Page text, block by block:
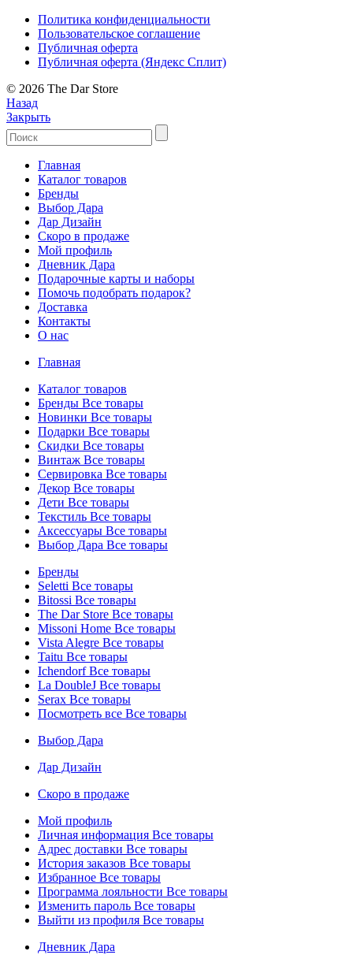
Политика конфиденциальности
Пользовательское соглашение
Публичная оферта
Публичная оферта (Яндекс Сплит)
© 2026 The Dar Store
Назад
Закрыть
Главная
Каталог товаров
Бренды
Выбор Дара
Дар Дизайн
Скоро в продаже
Мой профиль
Дневник Дара
Подарочные карты и наборы
Помочь подобрать подарок?
Доставка
Контакты
О нас
Главная
Каталог товаров
Бренды Все товары
Новинки Все товары
Подарки Все товары
Скидки Все товары
Винтаж Все товары
Сервировка Все товары
Декор Все товары
Дети Все товары
Текстиль Все товары
Аксессуары Все товары
Выбор Дара Все товары
Бренды
Seletti Все товары
Bitossi Все товары
The Dar Store Все товары
Missoni Home Все товары
Vista Alegre Все товары
Taitu Все товары
IchendorfВсе товары
La DoubleJ Все товары
Serax Все товары
Посмотреть все Все товары
Выбор Дара
Дар Дизайн
Скоро в продаже
Мой профиль
Личная информация Все товары
Адрес доставки Все товары
История заказов Все товары
Избранное Все товары
Программа лояльности Все товары
Изменить пароль Все товары
Выйти из профиля Все товары
Дневник Дара